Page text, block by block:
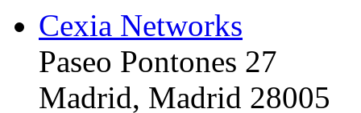
Cexia Networks
Paseo Pontones 27
Madrid, Madrid 28005